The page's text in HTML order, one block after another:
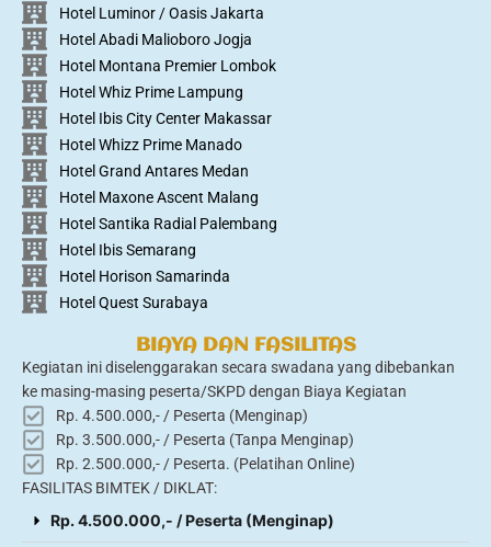
Hotel Luminor / Oasis Jakarta
Hotel Abadi Malioboro Jogja
Hotel Montana Premier Lombok
Hotel Whiz Prime Lampung
Hotel Ibis City Center Makassar
Hotel Whizz Prime Manado
Hotel Grand Antares Medan
Hotel Maxone Ascent Malang
Hotel Santika Radial Palembang
Hotel Ibis Semarang
Hotel Horison Samarinda
Hotel Quest Surabaya
BIAYA DAN FASILITAS
Kegiatan ini diselenggarakan secara swadana yang dibebankan
ke masing-masing peserta/SKPD dengan Biaya Kegiatan
Rp. 4.500.000,- / Peserta (Menginap)
Rp. 3.500.000,- / Peserta (Tanpa Menginap)
Rp. 2.500.000,- / Peserta. (Pelatihan Online)
FASILITAS BIMTEK / DIKLAT:
Rp. 4.500.000,- / Peserta (Menginap)